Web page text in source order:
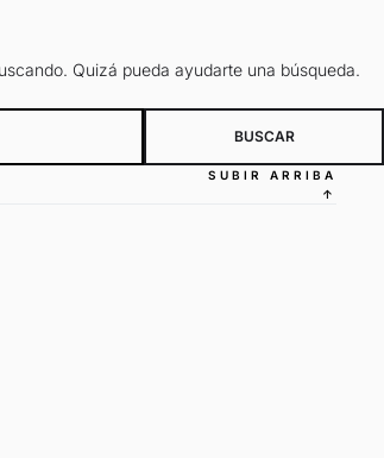
Quizá pueda ayudarte una búsqueda.
SUBIR ARRIBA
↑